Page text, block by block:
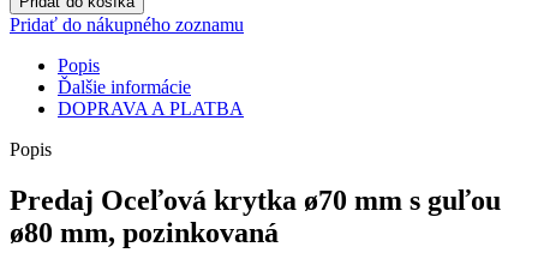
krytka
ø70
mm
s
guľou
ø80
mm,
Pridať do nákupného zoznamu
Popis
Ďalšie informácie
DOPRAVA A PLATBA
Popis
Predaj Oceľová krytka ø70 mm s guľou
ø80 mm, pozinkovaná